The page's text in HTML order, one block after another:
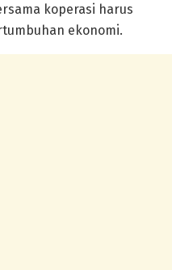
koperasi harus
ekonomi.